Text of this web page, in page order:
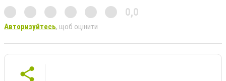
0,0
Авторизуйтесь, щоб оцінити